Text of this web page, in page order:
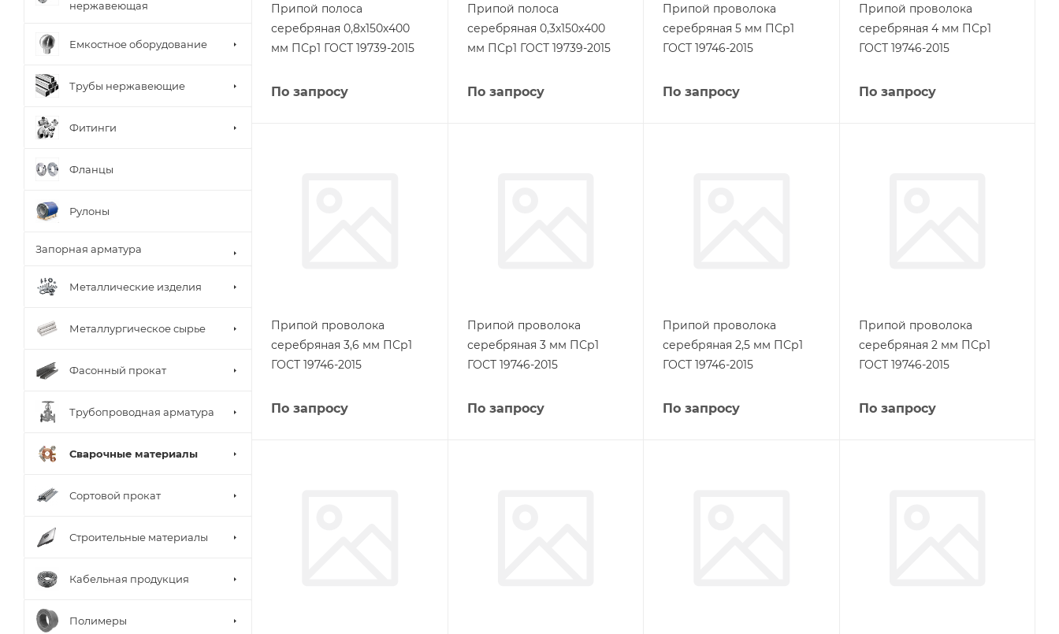
Припой полоса
серебряная 0,8х150х400
мм ПСр1 ГОСТ 19739-2015
По запросу
Припой полоса
серебряная 0,3х150х400
мм ПСр1 ГОСТ 19739-2015
По запросу
Припой проволока
серебряная 5 мм ПСр1
ГОСТ 19746-2015
По запросу
Припой проволока
серебряная 4 мм ПСр1
ГОСТ 19746-2015
По запросу
Припой проволока
серебряная 3,6 мм ПСр1
ГОСТ 19746-2015
По запросу
Припой проволока
серебряная 3 мм ПСр1
ГОСТ 19746-2015
По запросу
Припой проволока
серебряная 2,5 мм ПСр1
ГОСТ 19746-2015
По запросу
Припой проволока
серебряная 2 мм ПСр1
ГОСТ 19746-2015
По запросу
нержавеющая
Емкостное оборудование
Трубы нержавеющие
Фитинги
Фланцы
Рулоны
Запорная арматура
Металлические изделия
Металлургическое сырье
Фасонный прокат
Трубопроводная арматура
Сварочные материалы
Сортовой прокат
Строительные материалы
Кабельная продукция
Полимеры